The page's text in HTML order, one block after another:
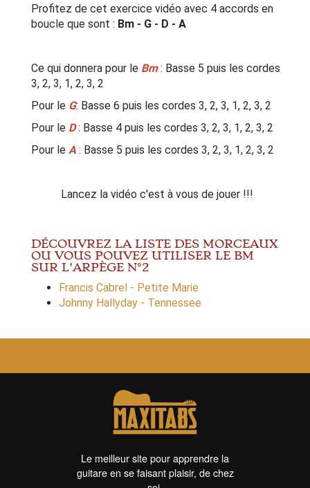
Profitez de cet exercice vidéo avec 4 accords en
boucle que sont : Bm - G - D - A
Ce qui donnera pour le Bm: Basse 5 puis les cordes
3, 2, 3, 1, 2, 3, 2
Pour le G: Basse 6 puis les cordes 3, 2, 3, 1, 2, 3, 2
Pour le D: Basse 4 puis les cordes 3, 2, 3, 1, 2, 3, 2
Pour le A : Basse 5 puis les cordes 3, 2, 3, 1, 2, 3, 2
Lancez la vidéo c'est à vous de jouer !!!
DÉCOUVREZ LA LISTE DES MORCEAUX
OU VOUS POUVEZ UTILISER LE BM
SUR L'ARPÈGE N°2
Francis Cabrel - Petite Marie
Johnny Hallyday - Tennessee
Le meilleur site pour apprendre la
guitare en se faisant plaisir, de chez